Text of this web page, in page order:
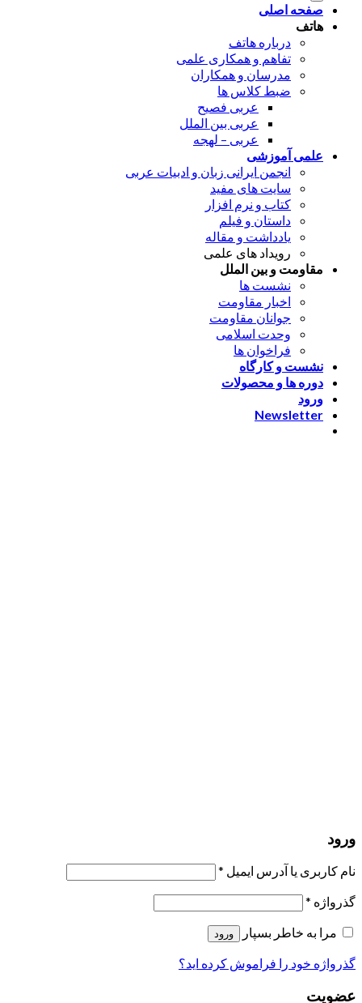
صفحه اصلی
هاتف
درباره هاتف
تفاهم و همکاری علمی
مدرسان و همکاران
ضبط کلاس ها
عربی فصیح
عربی بین الملل
عربی – لهجه
علمی آموزشی
انجمن ایرانی زبان و ادبیات عربی
سایت های مفید
کتاب و نرم افزار
داستان و فیلم
یادداشت و مقاله
رویداد های علمی
مقاومت و بین الملل
نشست ها
اخبار مقاومت
جوانان مقاومت
وحدت اسلامی
فراخوان ها
نشست و کارگاه
دوره ها و محصولات
ورود
Newsletter
ورود
نام کاربری یا آدرس ایمیل *
گذرواژه *
مرا به خاطر بسپار
ورود
گذرواژه خود را فراموش کرده اید؟
عضویت